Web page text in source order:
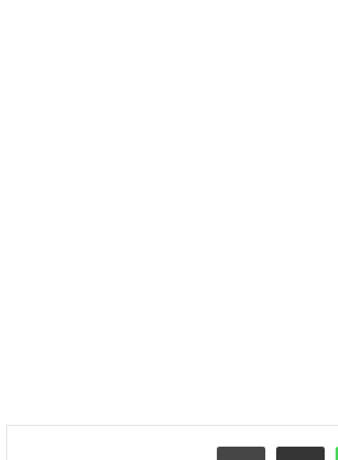
واتسابمشاركة عبر البريد طباعة